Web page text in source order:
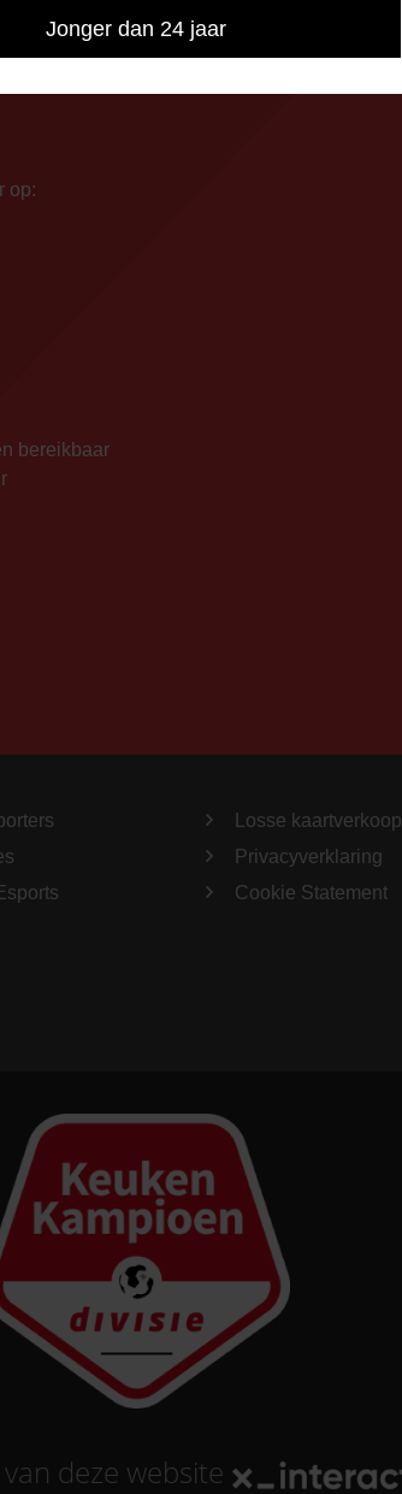
Jonger dan 24 jaar
geopend
uur).
op:
bereikbaar
Losse kaartverkoop
Privacyverklaring
Cookie Statement
van deze website